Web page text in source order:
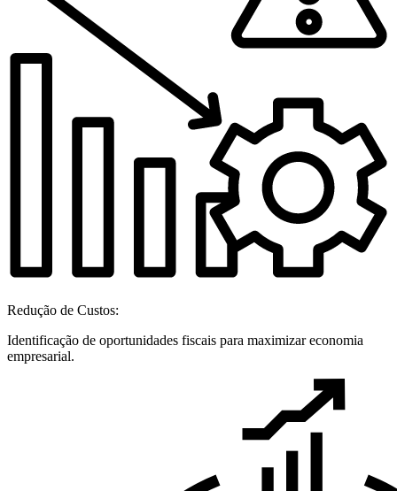
Redução de Custos:
Identificação de oportunidades fiscais para maximizar economia
empresarial.